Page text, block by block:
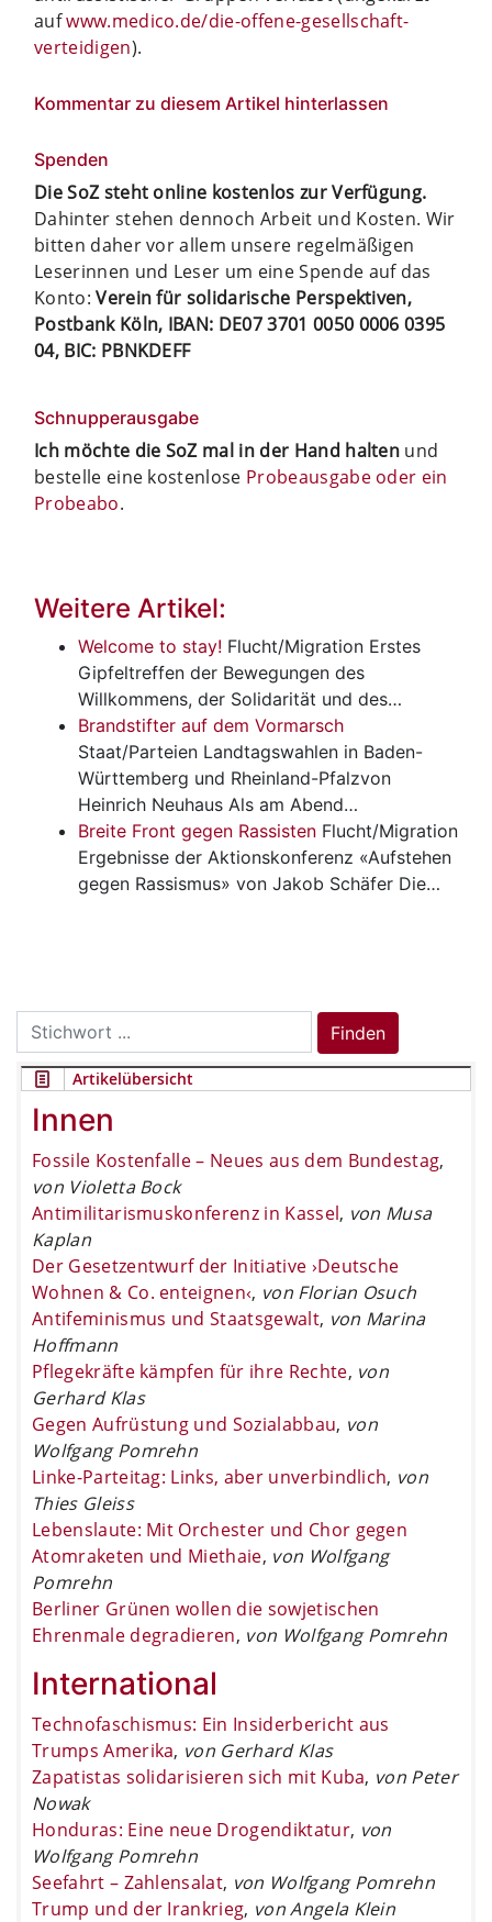
aufwww.medico.de/die-offene-gesellschaft-
verteidigen).
Kommentar zu diesem Artikel hinterlassen
Spenden
Die SoZ steht online kostenlos zur Verfügung.
Dahinter stehen dennoch Arbeit und Kosten. Wir
bitten daher vor allem unsere regelmäßigen
Leserinnen und Leser um eine Spende auf das
Konto:Verein für solidarische Perspektiven,
Postbank Köln, IBAN: DE07 3701 0050 0006 0395
04, BIC: PBNKDEFF
Schnupperausgabe
Ich möchte die SoZ mal in der Hand halten und
bestelle eine kostenlose Probeausgabe oder ein
Probeabo.
Weitere Artikel:
Welcome to stay! Flucht/Migration Erstes
Gipfeltreffen der Bewegungen des
Willkommens, der Solidarität und des…
Brandstifter auf dem Vormarsch
Staat/Parteien Landtagswahlen in Baden-
Württemberg und Rheinland-Pfalzvon
Heinrich Neuhaus Als am Abend…
Breite Front gegen Rassisten Flucht/Migration
Ergebnisse der Aktionskonferenz «Aufstehen
gegen Rassismus» von Jakob Schäfer Die…
Search
for:
Finden
Artikelübersicht
Innen
Fossile Kostenfalle – Neues aus dem Bundestag,
von Violetta Bock
Antimilitarismuskonferenz in Kassel, von Musa
Kaplan
Der Gesetzentwurf der Initiative ›Deutsche
Wohnen & Co. enteignen‹, von Florian Osuch
Antifeminismus und Staatsgewalt, von Marina
Hoffmann
Pflegekräfte kämpfen für ihre Rechte, von
Gerhard Klas
Gegen Aufrüstung und Sozialabbau, von
Wolfgang Pomrehn
Linke-Parteitag: Links, aber unverbindlich, von
Thies Gleiss
Lebenslaute: Mit Orchester und Chor gegen
Atomraketen und Miethaie, von Wolfgang
Pomrehn
Berliner Grünen wollen die sowjetischen
Ehrenmale degradieren, von Wolfgang Pomrehn
International
Technofaschismus: Ein Insiderbericht aus
Trumps Amerika, von Gerhard Klas
Zapatistas solidarisieren sich mit Kuba, von Peter
Nowak
Honduras: Eine neue Drogendiktatur, von
Wolfgang Pomrehn
Seefahrt – Zahlensalat, von Wolfgang Pomrehn
Trump und der Irankrieg, von Angela Klein